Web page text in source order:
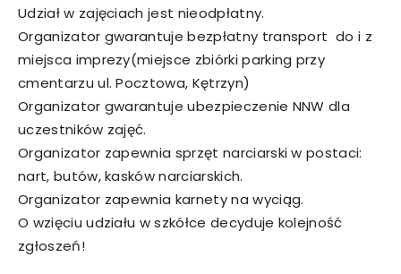
Udział w zajęciach jest nieodpłatny.
Organizator gwarantuje bezpłatny transport do i z
miejsca imprezy(miejsce zbiórki parking przy
cmentarzu ul. Pocztowa, Kętrzyn)
Organizator gwarantuje ubezpieczenie NNW dla
uczestników zajęć.
Organizator zapewnia sprzęt narciarski w postaci:
nart, butów, kasków narciarskich.
Organizator zapewnia karnety na wyciąg.
O wzięciu udziału w szkółce decyduje kolejność
zgłoszeń!